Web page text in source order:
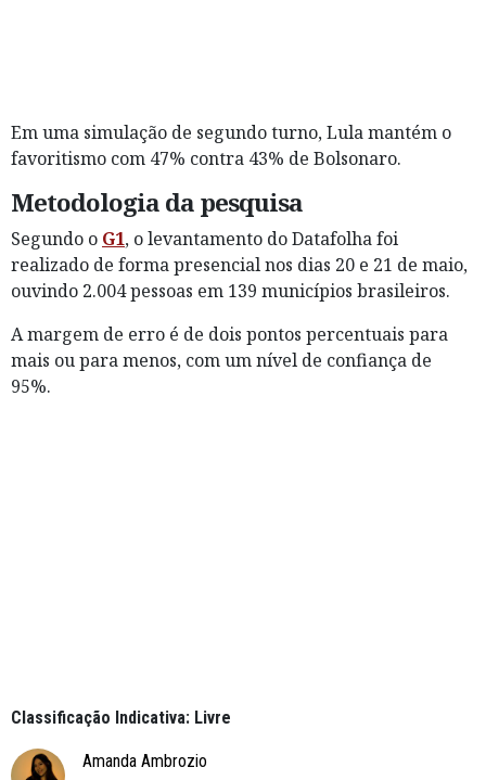
Em uma simulação de segundo turno, Lula mantém o
favoritismo com 47% contra 43% de Bolsonaro.
Metodologia da pesquisa
Segundo o G1, o levantamento do Datafolha foi
realizado de forma presencial nos dias 20 e 21 de maio,
ouvindo 2.004 pessoas em 139 municípios brasileiros.
A margem de erro é de dois pontos percentuais para
mais ou para menos, com um nível de confiança de
95%.
Classificação Indicativa: Livre
Amanda Ambrozio